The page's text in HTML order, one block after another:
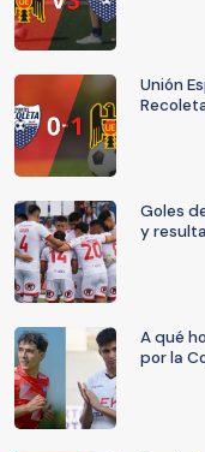
Unión
Goles
y
A qué
por la